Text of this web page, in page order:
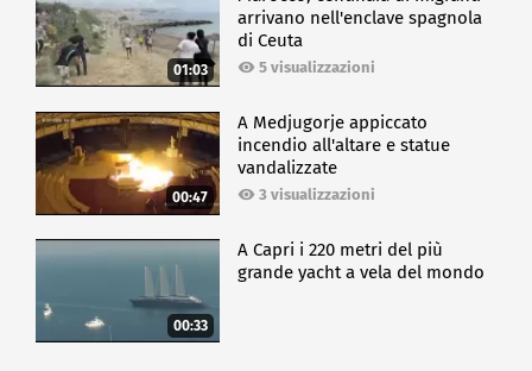
01:03
arrivano nell'enclave spagnola
di Ceuta
5 visualizzazioni
00:47
A Medjugorje appiccato
incendio all'altare e statue
vandalizzate
3 visualizzazioni
00:33
A Capri i 220 metri del più
grande yacht a vela del mondo